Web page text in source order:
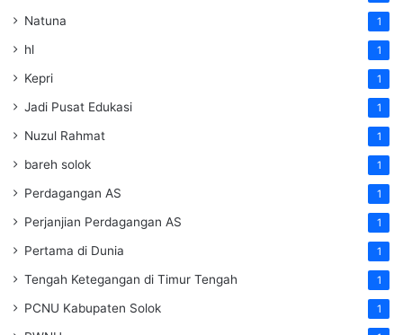
Natuna 1
hl 1
Kepri 1
Jadi Pusat Edukasi 1
Nuzul Rahmat 1
bareh solok 1
Perdagangan AS 1
Perjanjian Perdagangan AS 1
Pertama di Dunia 1
Tengah Ketegangan di Timur Tengah 1
PCNU Kabupaten Solok 1